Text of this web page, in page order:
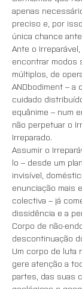
apenas
preciso e, por
única chance
Ante o
encontrar modos
múltiplos, de
ANDbodiment – a
cuidado
equânime – num
não perpetuar o
Irreparado.
Assumir o
lo – desde um
invisível,
enunciação mais
colectiva – já
dissidência e a
Corpo de não-
descontinuação
Um corpo de luta
gere atenção a
partes, das suas